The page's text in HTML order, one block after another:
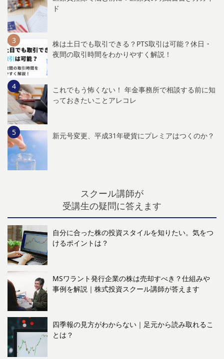
ド
株は土日でも取引できる？PTS取引は可能？休日・
夜間の取引時間をわかりやすく解説！
これでもう怖くない！ 年金事務所で相談する前に知
っておきたいことアレコレ
新元号変更、平成31年硬貨にプレミアはつくのか？
スクール講師が
受講生の疑問に答えます
自分に合った株の投資スタイルを知りたい。気をつ
けるポイントは？
MSワラント発行企業の株は売却すべき？仕組みや
事例を解説｜株式投資スクール講師が答えます
四季報の見方がわからない｜足元から読み取れるこ
とは？